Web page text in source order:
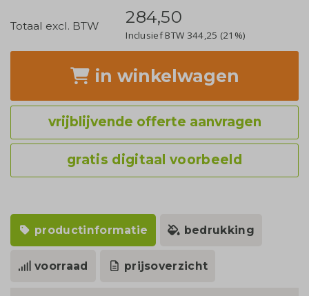
Totaal excl. BTW 284,50
Inclusief BTW 344,25 (21%)
in winkelwagen
vrijblijvende offerte aanvragen
gratis digitaal voorbeeld
productinformatie bedrukking
voorraad prijsoverzicht